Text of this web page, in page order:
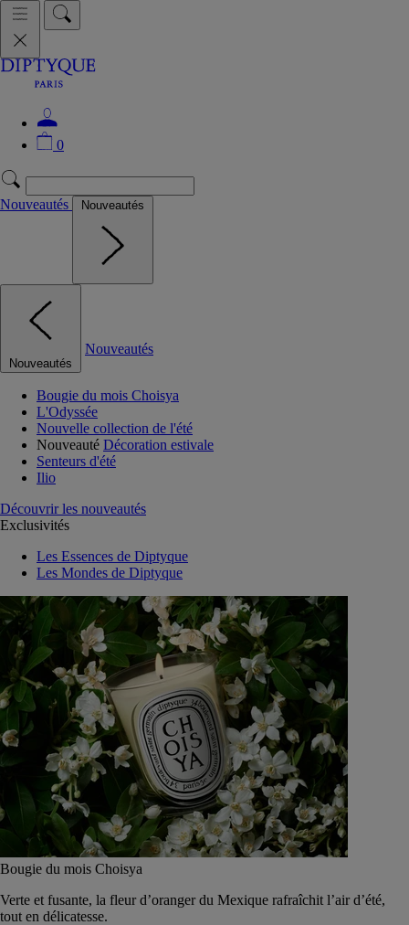
0
Nouveautés Nouveautés
Nouveautés
Nouveautés
Bougie du mois Choisya
L'Odyssée
Nouvelle collection de l'été
Nouveauté Décoration estivale
Senteurs d'été
Ilio
Découvrir les nouveautés
Exclusivités
Les Essences de Diptyque
Les Mondes de Diptyque
Bougie du mois Choisya
Verte et fusante, la fleur d’oranger du Mexique rafraîchit l’air d’été,
tout en délicatesse.